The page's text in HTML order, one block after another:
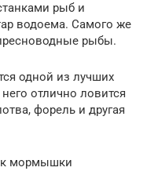
рыб и
водоема. Самого же
рыбы.
одной из лучших
отлично ловится
форель и другая
мормышки